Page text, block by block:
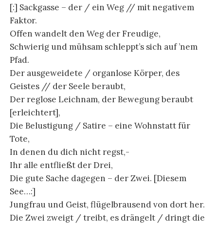
[:] Sackgasse – der / ein Weg // mit negativem
Faktor.
Offen wandelt den Weg der Freudige,
Schwierig und mühsam schleppt’s sich auf ’nem
Pfad.
Der ausgeweidete / organlose Körper, des
Geistes // der Seele beraubt,
Der reglose Leichnam, der Bewegung beraubt
[erleichtert],
Die Belustigung / Satire – eine Wohnstatt für
Tote,
In denen du dich nicht regst,-
Ihr alle entfließt der Drei,
Die gute Sache dagegen – der Zwei. [Diesem
See…:]
Jungfrau und Geist, flügelbrausend von dort her.
Die Zwei zweigt / treibt, es drängelt / dringt die